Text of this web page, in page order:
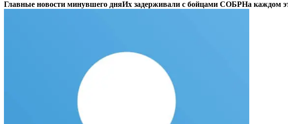
Главные новости минувшего дняИх задерживали с бойцами СОБРНа каждом